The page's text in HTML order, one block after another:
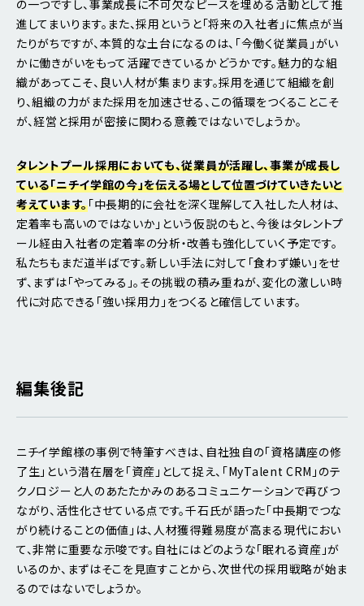
の一つですし、事業成長に不可欠なピースを埋める活動として推
進してまいります。また、採用というと「将来の入社者」に焦点が当
たりがちですが、本質的な土台になるのは、「今働く従業員」がい
かに働きがいをもって活躍できているかどうかです。魅力的な組
織があってこそ、良い人材が集まります。採用を通じて組織を創
り、組織の力がまた採用を加速させる、この循環をつくることこそ
が、経営と採用が密接に関わる意義ではないでしょうか。
タレントプール採用においても、従業員が活躍し、事業が成長し
ている「ニチイ学館の今」を伝える場として位置づけていきたいと
考えています。「中長期的に会社を深く理解して入社した人材は、
定着率も高いのではないか」という仮説のもと、今後はタレントプ
ール経由入社者の定着率の分析・改善も強化していく予定です。
私たちもまだ道半ばです。新しい手法に対して「食わず嫌い」をせ
ず、まずは「やってみる」。その挑戦の積み重ねが、変化の激しい時
代に対応できる「強い採用力」をつくると確信しています。
編集後記
ニチイ学館様の事例で特筆すべきは、自社独自の「資格講座の修
了生」という潜在層を「資産」として捉え、「MyTalent CRM」のテ
クノロジーと人のあたたかみのあるコミュニケーションで再びつ
ながり、活性化させている点です。千石氏が語った「中長期でつな
がり続けることの価値」は、人材獲得難易度が高まる現代におい
て、非常に重要な示唆です。自社にはどのような「眠れる資産」が
いるのか、まずはそこを見直すことから、次世代の採用戦略が始ま
るのではないでしょうか。